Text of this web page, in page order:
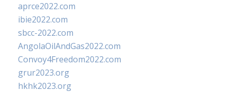
aprce2022.com
ibie2022.com
sbcc-2022.com
AngolaOilAndGas2022.com
Convoy4Freedom2022.com
grur2023.org
hkhk2023.org